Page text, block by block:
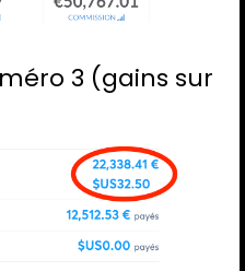
3 (gains sur